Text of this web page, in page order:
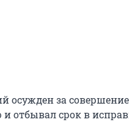
осужден за
отбывал срок в